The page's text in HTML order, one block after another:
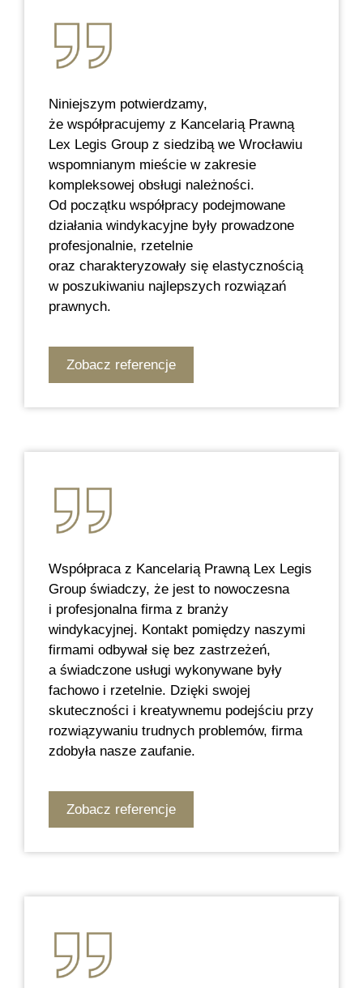
Niniejszym potwierdzamy,
że współpracujemy z Kancelarią Prawną
Lex Legis Group z siedzibą we Wrocławiu
wspomnianym mieście w zakresie
kompleksowej obsługi należności.
Od początku współpracy podejmowane
działania windykacyjne były prowadzone
profesjonalnie, rzetelnie
oraz charakteryzowały się elastycznością
w poszukiwaniu najlepszych rozwiązań
prawnych.
Zobacz referencje
Współpraca z Kancelarią Prawną Lex Legis
Group świadczy, że jest to nowoczesna
i profesjonalna firma z branży
windykacyjnej. Kontakt pomiędzy naszymi
firmami odbywał się bez zastrzeżeń,
a świadczone usługi wykonywane były
fachowo i rzetelnie. Dzięki swojej
skuteczności i kreatywnemu podejściu przy
rozwiązywaniu trudnych problemów, firma
zdobyła nasze zaufanie.
Zobacz referencje